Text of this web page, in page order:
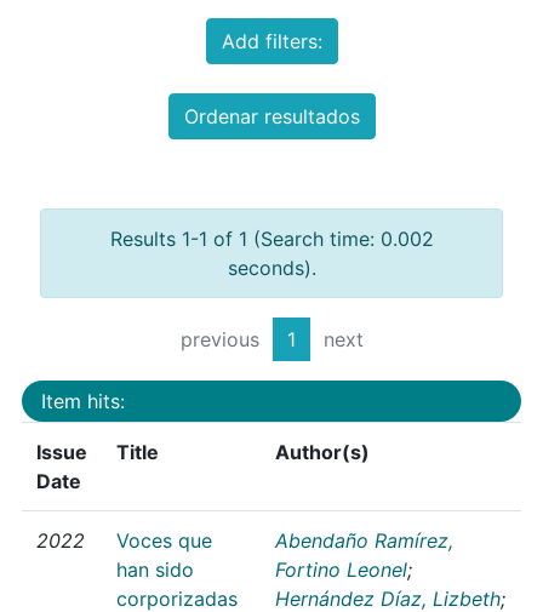
Add filters:
Ordenar resultados
Results 1-1 of 1 (Search time: 0.002
seconds).
previous 1 next
Item hits:
Issue
Date
Title Author(s)
2022
Voces que
han sido
corporizadas
Abendaño Ramírez,
Fortino Leonel;
Hernández Díaz, Lizbeth;